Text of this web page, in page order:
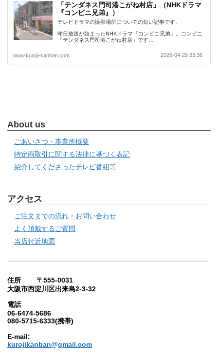
「テンダネス門司港こがね村店」（NHKドラマ
『コンビニ兄弟』）
テレビドラマの撮影場所についての短い記事です。
昨日放送が始まったNHKドラマ『コンビニ兄弟』。コンビニ
「テンダネス門司港こがね村店」です…
www.kuroji-kanban.com 2026-04-29 23:36
About us
ごあいさつ・事業所概要
特定商取引に関する法律に基づく表記
紹介してくださったテレビ番組等
アクセス
ご注文までの流れ・お問い合わせ
よく頂戴するご質問
当店付近地図
住所 〒555-0031
大阪市西淀川区出来島2-3-32
電話
06-6474-5686
080-5715-6333(携帯)
E-mail:
kurojikanban@gmail.com